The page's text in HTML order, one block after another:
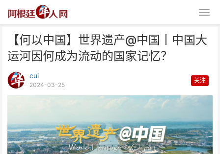
【何以中国】世界遗产@中国丨中国大
运河因何成为流动的国家记忆？
cui
2024-03-25
关注
中国大运河因何成为流动的